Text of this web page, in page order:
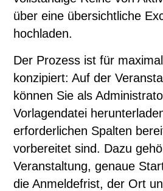
über eine übersichtliche
hochladen.
Der Prozess ist für
konzipiert: Auf der
können Sie als
Vorlagendatei
erforderlichen Spalten
vorbereitet sind. Dazu
Veranstaltung, genaue
die Anmeldefrist, der Ort